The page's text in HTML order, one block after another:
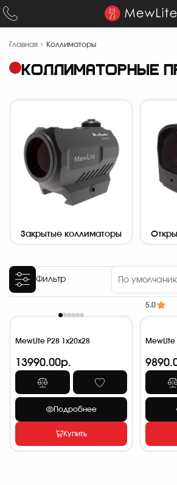
Главная Коллиматоры
КОЛЛИМАТОРНЫЕ
Закрытые коллиматоры
Фильтр
MewLite P28 1x20x28
13990.00р.
Подробнее
Купить
5.0
MewLite